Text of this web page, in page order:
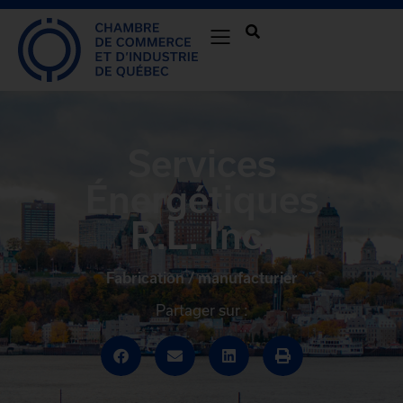
Énergétiques
R.L. Inc.
Fabrication / manufacturier
Partager sur :